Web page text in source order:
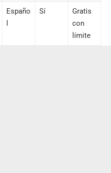
Españo
Sí
Gratis
con
límite